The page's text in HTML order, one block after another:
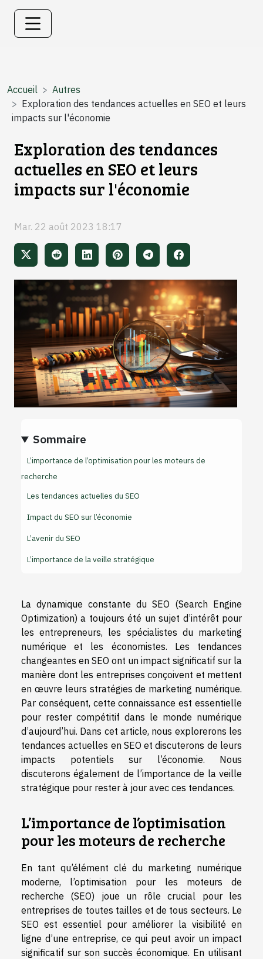
Accueil
Autres
Exploration des tendances actuelles en SEO et leurs
impacts sur l'économie
Exploration des tendances
actuelles en SEO et leurs
impacts sur l'économie
Mar. 22 août 2023 18:17
Sommaire
L’importance de l’optimisation pour les moteurs de
recherche
Les tendances actuelles du SEO
Impact du SEO sur l’économie
L’avenir du SEO
L’importance de la veille stratégique
La dynamique constante du SEO (Search Engine
Optimization) a toujours été un sujet d’intérêt pour
les entrepreneurs, les spécialistes du marketing
numérique et les économistes. Les tendances
changeantes en SEO ont un impact significatif sur la
manière dont les entreprises conçoivent et mettent
en œuvre leurs stratégies de marketing numérique.
Par conséquent, cette connaissance est essentielle
pour rester compétitif dans le monde numérique
d’aujourd’hui. Dans cet article, nous explorerons les
tendances actuelles en SEO et discuterons de leurs
impacts potentiels sur l’économie. Nous
discuterons également de l’importance de la veille
stratégique pour rester à jour avec ces tendances.
L’importance de l’optimisation
pour les moteurs de recherche
En tant qu’élément clé du marketing numérique
moderne, l’optimisation pour les moteurs de
recherche (SEO) joue un rôle crucial pour les
entreprises de toutes tailles et de tous secteurs. Le
SEO est essentiel pour améliorer la visibilité en
ligne d’une entreprise, ce qui peut avoir un impact
significatif sur son succès économique. En utilisant